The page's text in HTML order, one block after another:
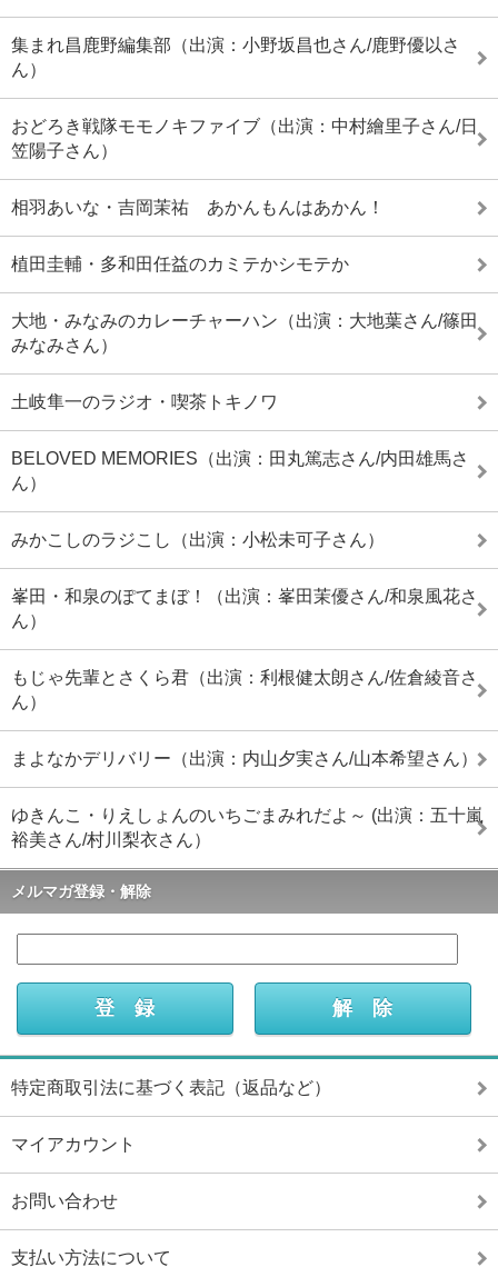
集まれ昌鹿野編集部（出演：小野坂昌也さん/鹿野優以さ
ん）
おどろき戦隊モモノキファイブ（出演：中村繪里子さん/日
笠陽子さん）
相羽あいな・吉岡茉祐 あかんもんはあかん！
植田圭輔・多和田任益のカミテかシモテか
大地・みなみのカレーチャーハン（出演：大地葉さん/篠田
みなみさん）
土岐隼一のラジオ・喫茶トキノワ
BELOVED MEMORIES（出演：田丸篤志さん/内田雄馬さ
ん）
みかこしのラジこし（出演：小松未可子さん）
峯田・和泉のぽてまぼ！（出演：峯田茉優さん/和泉風花さ
ん）
もじゃ先輩とさくら君（出演：利根健太朗さん/佐倉綾音さ
ん）
まよなかデリバリー（出演：内山夕実さん/山本希望さん）
ゆきんこ・りえしょんのいちごまみれだよ～ (出演：五十嵐
裕美さん/村川梨衣さん）
メルマガ登録・解除
特定商取引法に基づく表記（返品など）
マイアカウント
お問い合わせ
支払い方法について